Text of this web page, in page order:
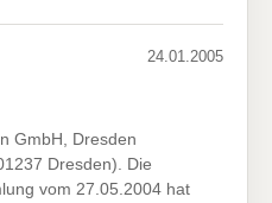
24.01.2005
GmbH, Dresden
Dresden). Die
vom 27.05.2004 hat